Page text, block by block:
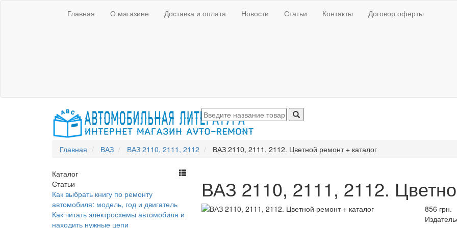
Главная О магазине Доставка и оплата Новости Статьи Контакты Договор оферты
Главная ВАЗ ВАЗ 2110, 2111, 2112 ВАЗ 2110, 2111, 2112. Цветной ремонт + каталог
Каталог
Статьи
Как выбрать книгу по ремонту
автомобиля: модель, год и двигатель
Как читать электросхемы автомобиля и
находить нужные цепи
ВАЗ 2110, 2111, 2112.
856 грн.